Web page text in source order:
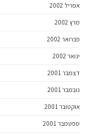
אפריל 2002
מרץ 2002
פברואר 2002
ינואר 2002
דצמבר 2001
נובמבר 2001
אוקטובר 2001
ספטמבר 2001